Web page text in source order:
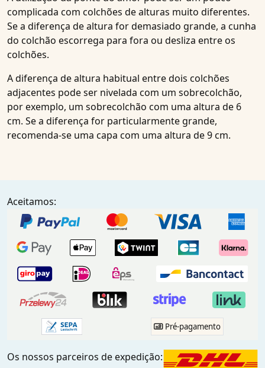
complicada com colchões de alturas muito diferentes.
Se a diferença de altura for demasiado grande, a cunha
do colchão escorrega para fora ou desliza entre os
colchões.
A diferença de altura habitual entre dois colchões
adjacentes pode ser nivelada com um sobrecolchão,
por exemplo, um sobrecolchão com uma altura de 6
cm. Se a diferença for particularmente grande,
recomenda-se uma capa com uma altura de 9 cm.
Aceitamos:
Pré-pagamento
Os nossos parceiros de expedição: